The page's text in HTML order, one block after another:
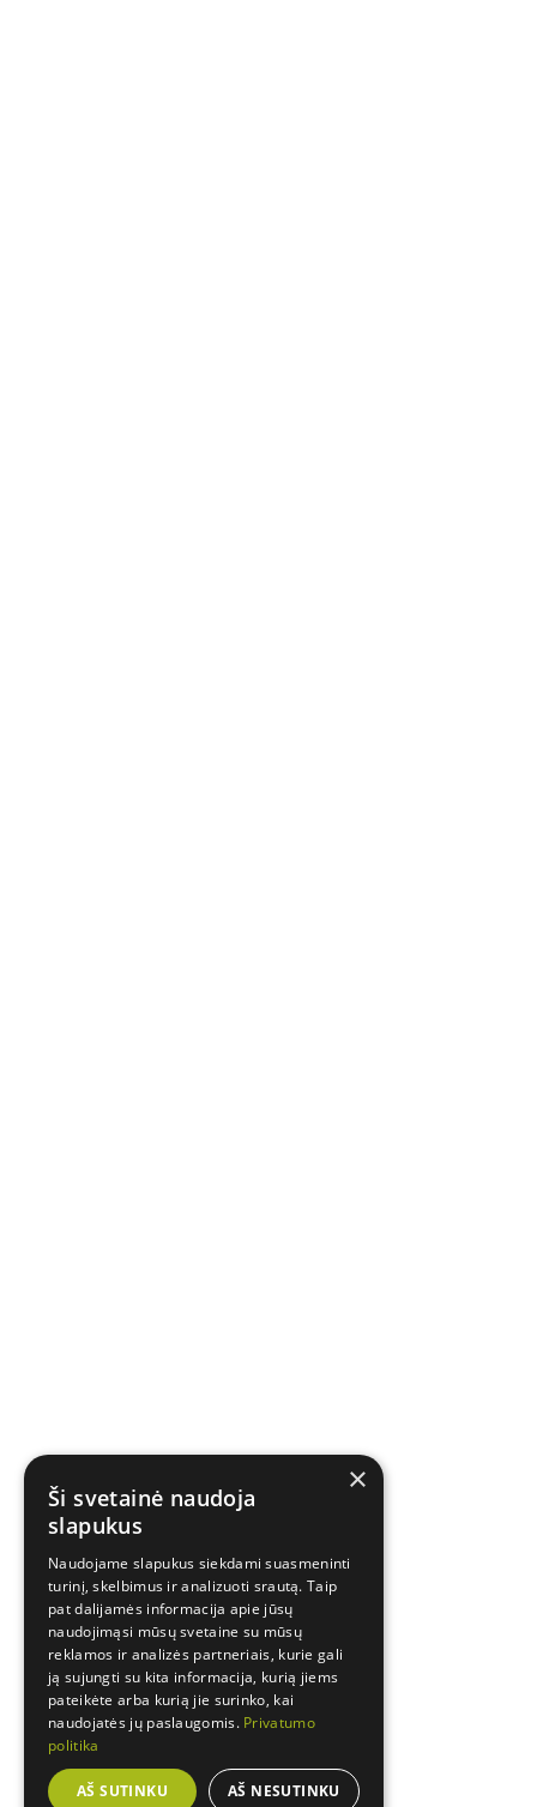
×
Ši svetainė naudoja
slapukus
Naudojame slapukus siekdami suasmeninti
turinį, skelbimus ir analizuoti srautą. Taip
pat dalijamės informacija apie jūsų
naudojimąsi mūsų svetaine su mūsų
reklamos ir analizės partneriais, kurie gali
ją sujungti su kita informacija, kurią jiems
pateikėte arba kurią jie surinko, kai
naudojatės jų paslaugomis. Privatumo
politika
AŠ SUTINKU AŠ NESUTINKU